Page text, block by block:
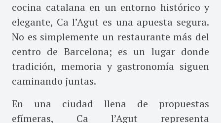
cocina catalana en un entorno histórico y
elegante, Ca l’Agut es una apuesta segura.
No es simplemente un restaurante más del
centro de Barcelona; es un lugar donde
tradición, memoria y gastronomía siguen
caminando juntas.
En una ciudad llena de propuestas
efímeras, Ca l’Agut representa